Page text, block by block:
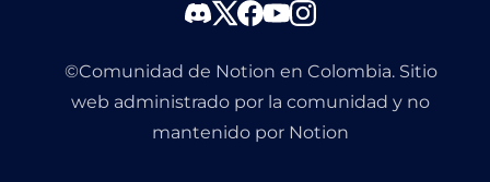
©Comunidad de Notion en Colombia. Sitio
web administrado por la comunidad y no
mantenido por Notion